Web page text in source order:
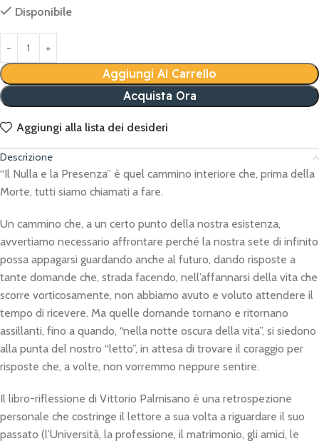
Disponibile
Aggiungi Al Carrello
Acquista Ora
Aggiungi alla lista dei desideri
Descrizione
“Il Nulla e la Presenza” è quel cammino interiore che, prima della
Morte, tutti siamo chiamati a fare.
Un cammino che, a un certo punto della nostra esistenza,
avvertiamo necessario affrontare perché la nostra sete di infinito
possa appagarsi guardando anche al futuro, dando risposte a
tante domande che, strada facendo, nell’affannarsi della vita che
scorre vorticosamente, non abbiamo avuto e voluto attendere il
tempo di ricevere. Ma quelle domande tornano e ritornano
assillanti, fino a quando, “nella notte oscura della vita”, si siedono
alla punta del nostro “letto”, in attesa di trovare il coraggio per
risposte che, a volte, non vorremmo neppure sentire.
Il libro-riflessione di Vittorio Palmisano è una retrospezione
personale che costringe il lettore a sua volta a riguardare il suo
passato (l’Università, la professione, il matrimonio, gli amici, le